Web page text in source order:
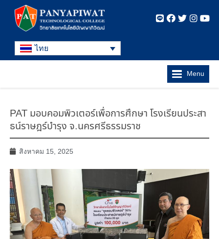
ไทย
Menu
PAT มอบคอมพิวเตอร์เพื่อการศึกษา โรงเรียนประสา
ธน์ราษฎร์บำรุง จ.นครศรีธรรมราช
สิงหาคม 15, 2025